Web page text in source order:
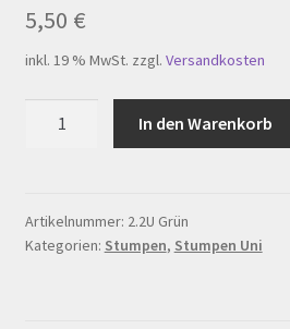
My Account
Registration
Shop
Warenkorb
5,50 €
inkl. 19 % MwSt. zzgl. Versandkosten
130
mm,
In den Warenkorb
Artikelnummer: 2.2U Grün
Kategorien: Stumpen, Stumpen Uni